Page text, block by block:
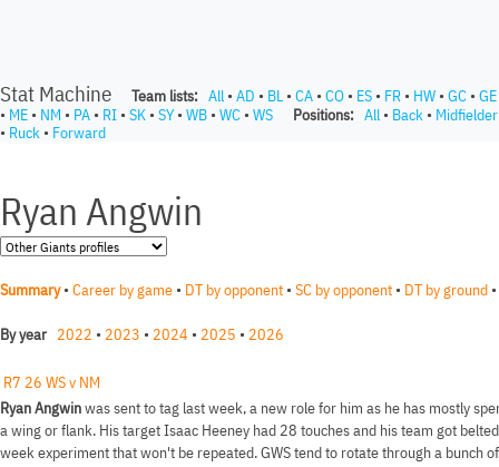
Stat Machine Team lists: All • AD • BL • CA • CO • ES • FR • HW • GC • GE
• ME • NM • PA • RI • SK • SY• WB • WC • WS Positions: All • Back • Midfielder
• Ruck • Forward